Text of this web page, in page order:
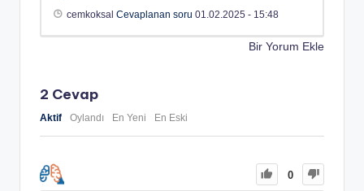
cemkoksal Cevaplanan soru 01.02.2025 - 15:48
Bir Yorum Ekle
2 Cevap
Aktif Oylandı En Yeni En Eski
0